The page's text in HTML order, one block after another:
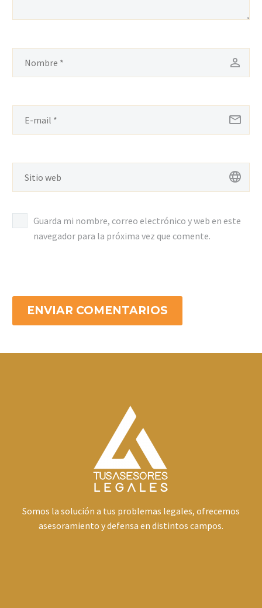
Guarda mi nombre, correo electrónico y web en este
navegador para la próxima vez que comente.
ENVIAR COMENTARIOS
Somos la solución a tus problemas legales, ofrecemos
asesoramiento y defensa en distintos campos.